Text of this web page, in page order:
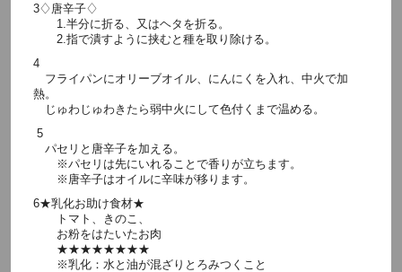
3♢唐辛子♢
1.半分に折る、又はヘタを折る。
2.指で潰すように挟むと種を取り除ける。
4
フライパンにオリーブオイル、にんにくを入れ、中火で加
熱。
じゅわじゅわきたら弱中火にして色付くまで温める。
5
パセリと唐辛子を加える。
※パセリは先にいれることで香りが立ちます。
※唐辛子はオイルに辛味が移ります。
6★乳化お助け食材★
トマト、きのこ、
お粉をはたいたお肉
★★★★★★★★
※乳化：水と油が混ざりとろみつくこと